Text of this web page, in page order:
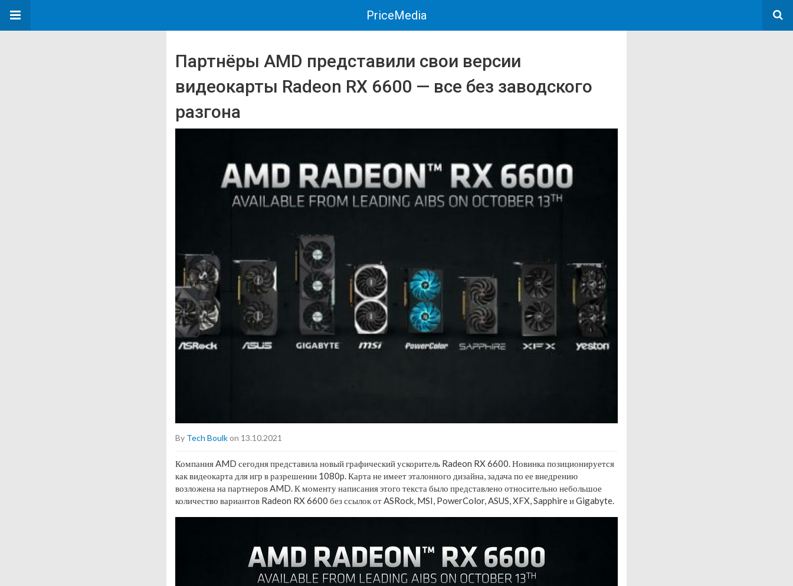
PriceMedia
Партнёры AMD представили свои версии
видеокарты Radeon RX 6600 — все без заводского
разгона
By Tech Boulkon 13.10.2021
Компания AMD сегодня представила новый графический ускоритель Radeon RX 6600. Новинка позиционируется
как видеокарта для игр в разрешении 1080p. Карта не имеет эталонного дизайна, задача по ее внедрению
возложена на партнеров AMD. К моменту написания этого текста было представлено относительно небольшое
количество вариантов Radeon RX 6600 без ссылок от ASRock, MSI, PowerColor, ASUS, XFX, Sapphire и Gigabyte.